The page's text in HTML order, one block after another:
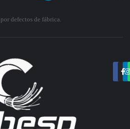
defectos de fábrica.